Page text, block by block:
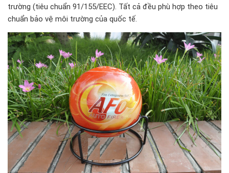
trường (tiêu chuẩn 91/155/EEC). Tất cả đều phù hợp theo tiêu
chuẩn bảo vệ môi trường của quốc tế.